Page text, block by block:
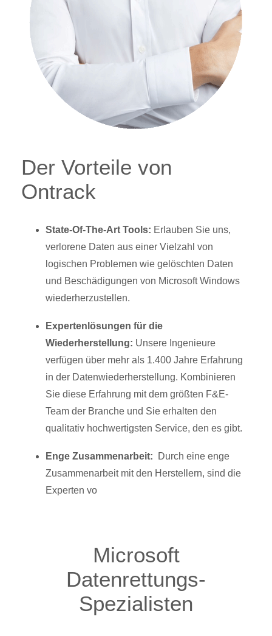
Der Vorteile von
Ontrack
State-Of-The-Art Tools: Erlauben Sie uns,
verlorene Daten aus einer Vielzahl von
logischen Problemen wie gelöschten Daten
und Beschädigungen von Microsoft Windows
wiederherzustellen.
Expertenlösungen für die
Wiederherstellung: Unsere Ingenieure
verfügen über mehr als 1.400 Jahre Erfahrung
in der Datenwiederherstellung. Kombinieren
Sie diese Erfahrung mit dem größten F&E-
Team der Branche und Sie erhalten den
qualitativ hochwertigsten Service, den es gibt.
Enge Zusammenarbeit:
Durch eine enge
Zusammenarbeit mit den Herstellern, sind die
Experten vo
Microsoft
Datenrettungs-
Spezialisten